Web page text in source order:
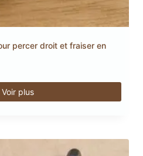
percer droit et fraiser en
Voir plus